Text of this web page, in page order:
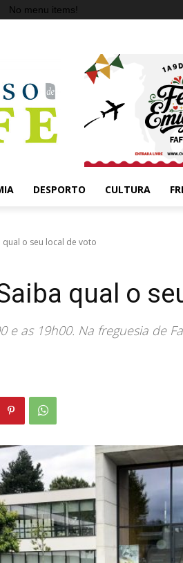
No menu items!
DESPORTO CULTURA
qual o seu local de voto
qual o
as 19h00. Na freguesia de